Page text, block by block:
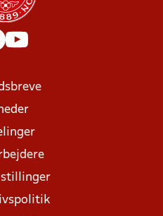
stillinger